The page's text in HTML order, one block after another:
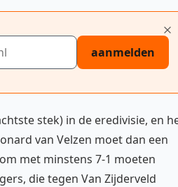
aanmelden
stek) in de eredivisie, en
van Velzen moet dan een
met minstens 7-1 moeten
die tegen Van Zijderveld